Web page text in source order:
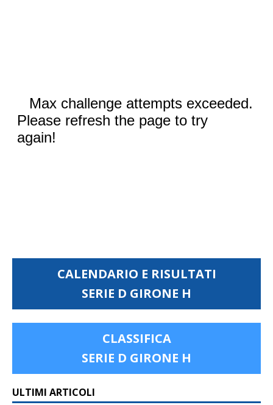
CALENDARIO E RISULTATI
SERIE D GIRONE H
CLASSIFICA
SERIE D GIRONE H
ULTIMI ARTICOLI